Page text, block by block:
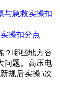
操扣分点
？哪些地方容
问题。高压电
规后实操5次